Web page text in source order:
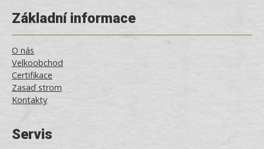
Základní informace
O nás
Velkoobchod
Certifikace
Zasaď strom
Kontakty
Servis